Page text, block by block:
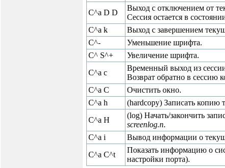
C^a D D
Выход с отключением от
Сессия остается в
C^a k
Выход с завершением
C^-
Уменьшение шрифта.
C^ S^+
Увеличение шрифта.
C^a c
Временный выход из
Возврат обратно в сессию
C^a C
Очистить окно.
C^a h
(hardcopy) Записать копию
C^a H
(log) Начать/закончить
screenlog.n.
C^a i
Вывод информации о
C^a C^t
Показать информацию о
настройки порта).